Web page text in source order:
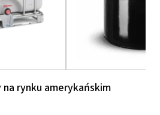
na rynku amerykańskim